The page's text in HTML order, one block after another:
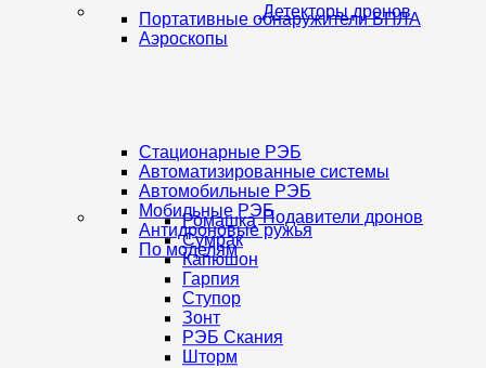
Детекторы дронов
Портативные обнаружители БПЛА
Аэроскопы
Подавители дронов
Стационарные РЭБ
Автоматизированные системы
Автомобильные РЭБ
Мобильные РЭБ
Антидроновые ружья
По моделям
Ромашка
Сумрак
Капюшон
Гарпия
Ступор
Зонт
РЭБ Скания
Шторм